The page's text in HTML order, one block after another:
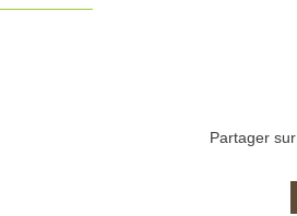
Partager sur